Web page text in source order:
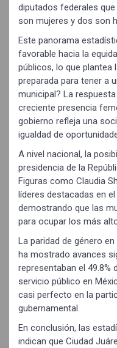
diputados federales
son mujeres y dos son
Este panorama
favorable hacia la
públicos, lo que plantea
preparada para tener a
municipal? La
creciente presencia
gobierno refleja una
igualdad de
A nivel nacional, la
presidencia de la
Figuras como Claudia
líderes destacadas en
demostrando que las
para ocupar los más
La paridad de género
ha mostrado avances
representaban el 49.8%
servicio público en
casi perfecto en la
gubernamental.
En conclusión, las
indican que Ciudad